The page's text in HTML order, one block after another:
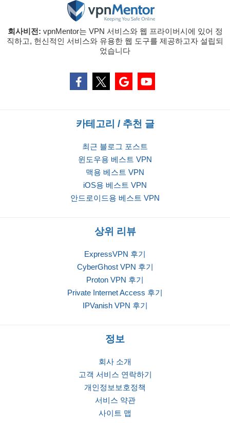
회사비전: vpnMentor는 VPN 서비스와 웹 프라이버시에 있어 정
직하고, 헌신적인 서비스와 유용한 웹 도구를 제공하고자 설립되
었습니다
카테고리 / 추천 글
최근 블로그 포스트
윈도우용 베스트 VPN
맥용 베스트 VPN
iOS용 베스트 VPN
안드로이드용 베스트 VPN
상위 리뷰
ExpressVPN 후기
CyberGhost VPN 후기
Proton VPN 후기
Private Internet Access 후기
IPVanish VPN 후기
정보
회사 소개
고객 서비스 연락하기
개인정보보호정책
서비스 약관
사이트 맵